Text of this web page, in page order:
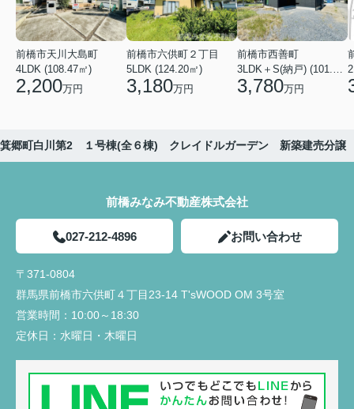
前橋市天川大島町
4LDK (108.47㎡)
2,200万円
前橋市六供町２丁目
5LDK (124.20㎡)
3,180万円
前橋市西善町
3LDK＋S(納戸) (101.02㎡)
3,780万円
箕郷町白川第2 １号棟(全６棟) クレイドルガーデン 新築建売分譲
前橋みなみ不動産株式会社
027-212-4896 お問い合わせ
〒371-0804
群馬県前橋市六供町４丁目23‐14 T'sWOOD OM 3号室
営業時間： 10:00～18:30
定休日： 水曜日・木曜日